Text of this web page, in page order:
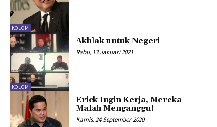
KOLOM
KOLOM
Akhlak untuk Negeri
Rabu, 13 Januari 2021
Erick Ingin Kerja, Mereka
Malah Menganggu!
Kamis, 24 September 2020